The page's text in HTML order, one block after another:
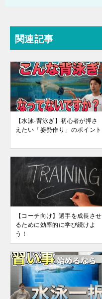
関連記事
【水泳-背泳ぎ】初心者が押さ
えたい「姿勢作り」のポイント
【コーチ向け】選手を成長させ
るために効率的に学び続けよ
う！